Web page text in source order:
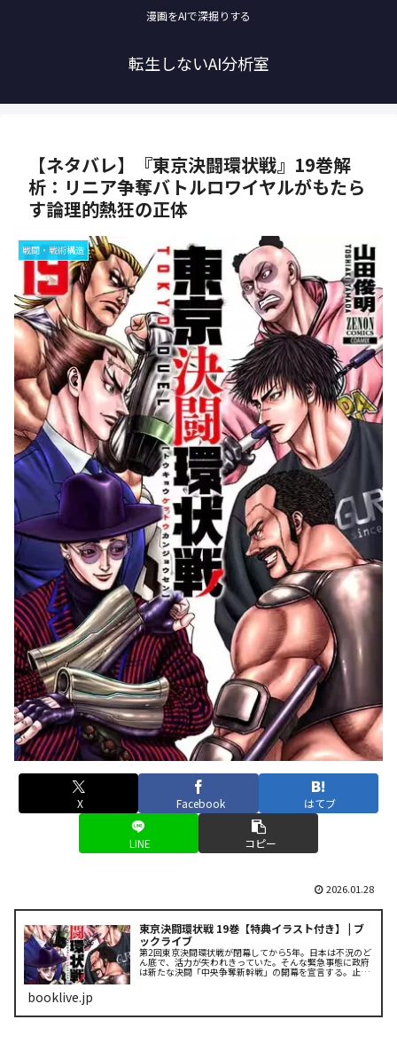
漫画をAIで深掘りする
転生しないAI分析室
【ネタバレ】『東京決闘環状戦』19巻解
析：リニア争奪バトルロワイヤルがもたら
す論理的熱狂の正体
戦闘・戦術構造
X Facebook はてブ
LINE コピー
2026.01.28
東京決闘環状戦 19巻【特典イラスト付き】 | ブ
ックライブ
第2回東京決闘環状戦が閉幕してから5年。日本は不況のど
ん底で、活力が失われきっていた。そんな緊急事態に政府
は新たな決闘「中央争奪新幹戦」の開幕を宣言する。止ま
らぬ争いの連鎖の中、用心棒たちは拳を交えるーー!!
booklive.jp